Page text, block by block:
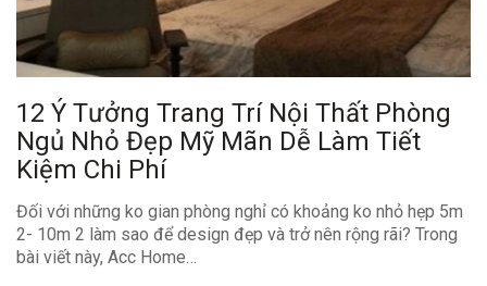
12 Ý Tưởng Trang Trí Nội Thất Phòng
Ngủ Nhỏ Đẹp Mỹ Mãn Dễ Làm Tiết
Kiệm Chi Phí
Đối với những ko gian phòng nghỉ có khoảng ko nhỏ hẹp 5m
2- 10m 2 làm sao để design đẹp và trở nên rộng rãi? Trong
bài viết này, Acc Home…